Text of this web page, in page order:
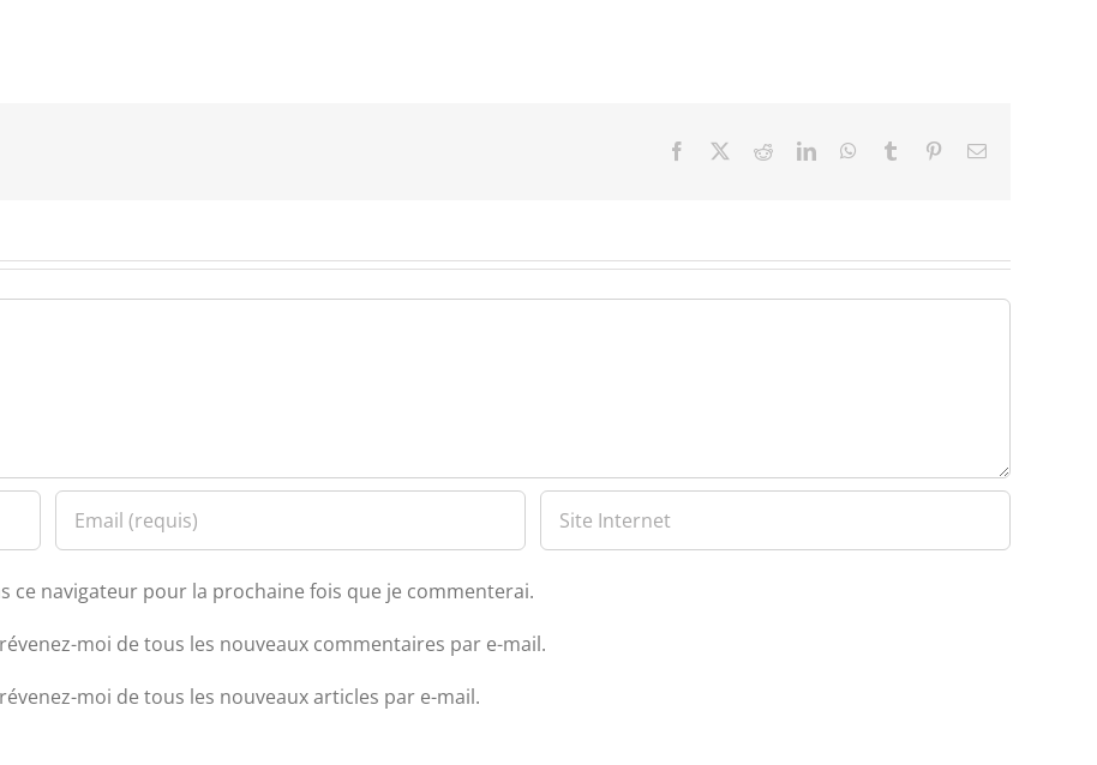
Facebook RedditLinkedInWhatsApp
Tumblr PinterestEmail
ce navigateur pour la prochaine fois que je commenterai.
moi de tous les nouveaux commentaires par e-mail.
moi de tous les nouveaux articles par e-mail.